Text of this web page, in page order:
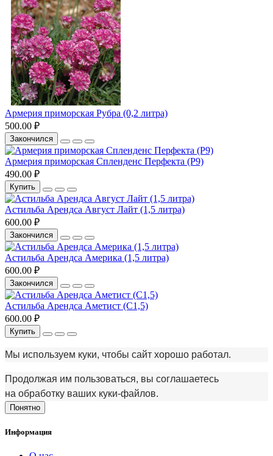
Армерия приморская Рубра (0,2 литра)
500.00 ₽
Закончился
Армерия приморская Спленденс Перфекта (Р9)
490.00 ₽
Купить
Астильба Арендса Август Лайт (1,5 литра)
600.00 ₽
Закончился
Астильба Арендса Америка (1,5 литра)
600.00 ₽
Закончился
Астильба Арендса Аметист (С1,5)
600.00 ₽
Купить
Мы используем куки, чтобы сайт хорошо работал.
Продолжая им пользоваться, вы соглашаетесь
на обработку ваших куки‑файлов.
Понятно
Информация